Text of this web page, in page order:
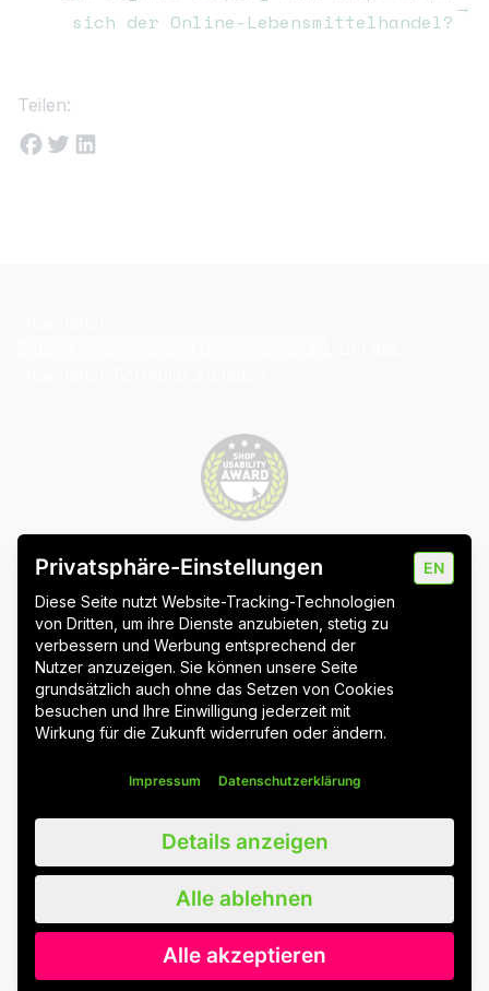
sich der Online-Lebensmittelhandel?
→
Teilen:
Impressum Datenschutz Cookie-Einstellungen
Wuppertal Stuttgart & Umgebung
Wir schätzen alle unsere Kunden, Nutzer und Leser, egal ob weiblich,
männlich, divers oder nicht-binär. Der Lesbarkeit halber verzichten wir
Maskulinum. Wir sprechen damit ausdrücklich alle an. Bitte beachten
Sie außerdem, dass wir Zitate zum besseren, sprachlichen Verständnis
Privatsphäre-Einstellungen
Diese Seite nutzt Website-Tracking-Technologien
von Dritten, um ihre Dienste anzubieten, stetig zu
verbessern und Werbung entsprechend der
Nutzer anzuzeigen. Sie können unsere Seite
grundsätzlich auch ohne das Setzen von Cookies
besuchen und Ihre Einwilligung jederzeit mit
Wirkung für die Zukunft widerrufen oder ändern.
EN
Impressum Datenschutzerklärung
Details anzeigen
Alle ablehnen
Alle akzeptieren